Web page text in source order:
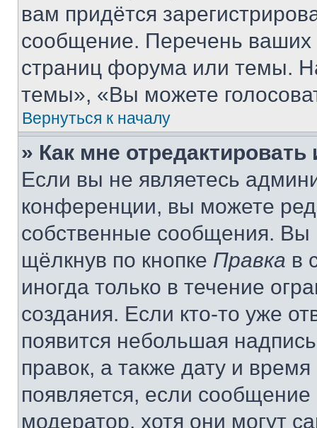
вам придётся
сообщение. Перечень ваших
страниц форума или темы.
темы», «Вы можете
Вернуться к началу
» Как мне
Если вы не являетесь
конференции, вы можете
собственные сообщения. Вы
щёлкнув по кнопке Правка в
иногда только в течение
создания. Если кто-то уже
появится небольшая
правок, а также дату и
появляется, если
модератор, хотя они могут